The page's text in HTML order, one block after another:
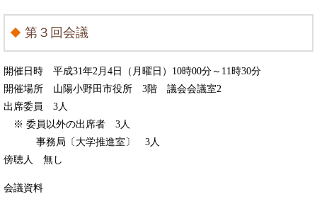
第３回会議
開催日時 平成31年2月4日（月曜日）10時00分～11時30分
開催場所 山陽小野田市役所 3階 議会会議室2
出席委員 3人
※ 委員以外の出席者 3人
事務局〔大学推進室〕 3人
傍聴人 無し
会議資料